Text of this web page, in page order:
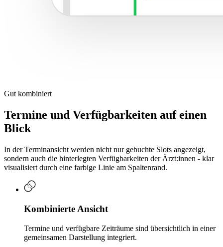
Gut kombiniert
Termine und Verfügbarkeiten auf einen
Blick
In der Terminansicht werden nicht nur gebuchte Slots angezeigt,
sondern auch die hinterlegten Verfügbarkeiten der Ärzt:innen - klar
visualisiert durch eine farbige Linie am Spaltenrand.
Kombinierte Ansicht
Termine und verfügbare Zeiträume sind übersichtlich in einer
gemeinsamen Darstellung integriert.